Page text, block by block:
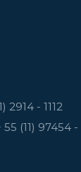
2914 - 1112
(11) 97454 -